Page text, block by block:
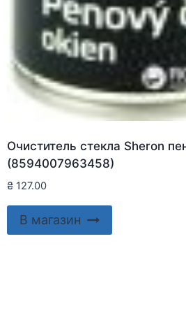
Очиститель стекла Sheron
(8594007963458)
₴127.00
В магазин